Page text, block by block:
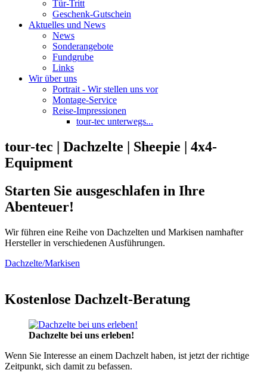
Tür-Tritt
Geschenk-Gutschein
Aktuelles und News
News
Sonderangebote
Fundgrube
Links
Wir über uns
Portrait - Wir stellen uns vor
Montage-Service
Reise-Impressionen
tour-tec unterwegs...
tour-tec | Dachzelte | Sheepie | 4x4-
Equipment
Starten Sie ausgeschlafen in Ihre
Abenteuer!
Wir führen eine Reihe von Dachzelten und Markisen namhafter
Hersteller in verschiedenen Ausführungen.
Dachzelte/Markisen
Kostenlose Dachzelt-Beratung
Dachzelte bei uns erleben!
Wenn Sie Interesse an einem Dachzelt haben, ist jetzt der richtige
Zeitpunkt, sich damit zu befassen.